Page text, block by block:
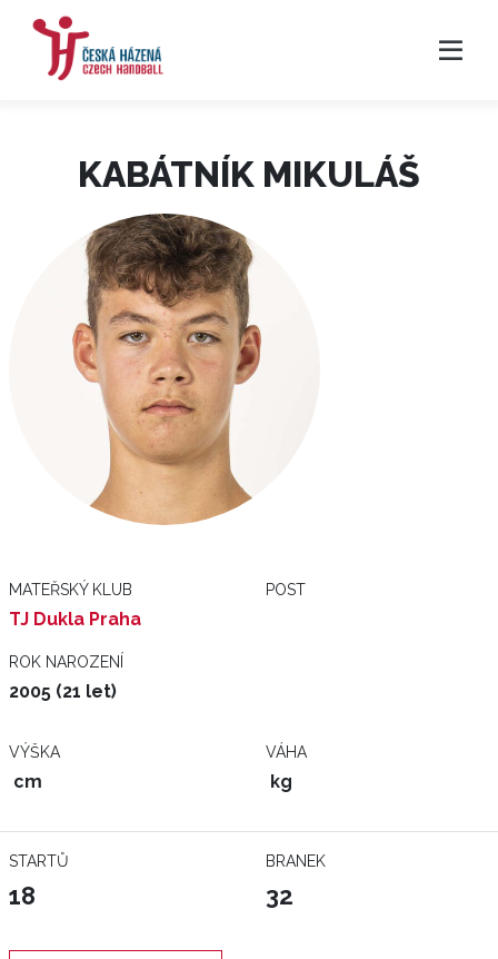
KABÁTNÍK MIKULÁŠ
MATEŘSKÝ KLUB
TJ Dukla Praha
POST
ROK NAROZENÍ
2005 (21 let)
VÝŠKA
cm
VÁHA
kg
STARTŮ
18
BRANEK
32